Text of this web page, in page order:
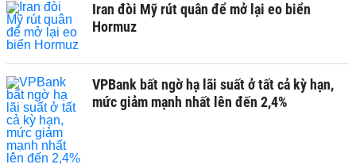
Iran đòi Mỹ rút quân để mở lại eo biển
Hormuz
VPBank bất ngờ hạ lãi suất ở tất cả kỳ hạn,
mức giảm mạnh nhất lên đến 2,4%